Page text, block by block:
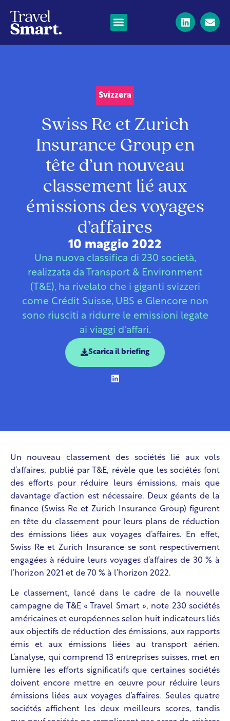
Svizzera
Swiss Re et Zurich
Insurance Group en
tête d’un nouveau
classement lié aux
émissions des voyages
d’affaires
10 maggio 2022
Una nuova classifica di 230 società,
realizzata da Transport & Environment
(T&E), ha rivelato che i giganti svizzeri
come Crédit Suisse, UBS e Glencore non
sono riusciti a ridurre le emissioni legate
ai viaggi d'affari.
Scarica il briefing
Un nouveau classement des sociétés lié aux vols
d’affaires, publié par T&E, révèle que les sociétés font
des efforts pour réduire leurs émissions, mais que
davantage d’action est nécessaire.
Deux géants de la
finance (Swiss Re et Zurich Insurance Group) figurent
en tête du classement pour leurs plans de réduction
des émissions liées aux voyages d’affaires. En effet,
Swiss Re et Zurich Insurance se sont respectivement
engagées à réduire leurs voyages d’affaires de 30 % à
l’horizon 2021 et de 70 % à l’horizon 2022.
Le classement, lancé dans le cadre de la nouvelle
campagne de T&E « Travel Smart », note 230 sociétés
américaines et européennes selon huit indicateurs liés
aux objectifs de réduction des émissions, aux rapports
émis et aux émissions liées au transport aérien.
L’analyse, qui comprend 13 entreprises suisses, met en
lumière les efforts significatifs que certaines sociétés
doivent encore mettre en œuvre pour réduire leurs
émissions liées aux voyages d’affaires. Seules quatre
sociétés affichent les deux meilleurs scores, tandis